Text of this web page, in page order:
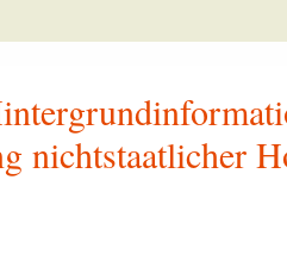
nichtstaatlicher